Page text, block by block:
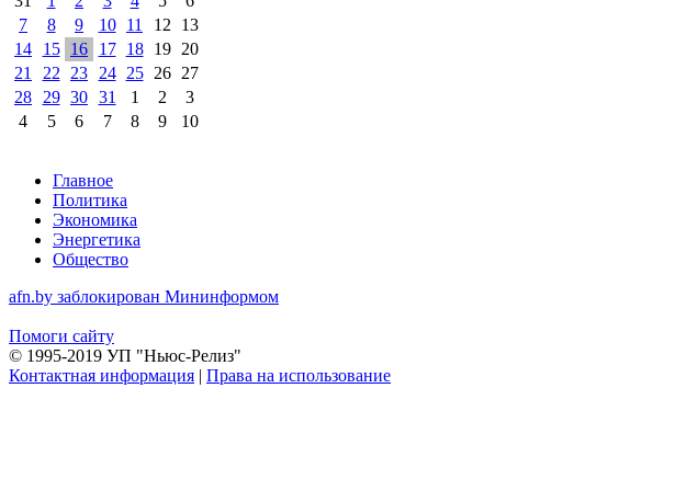
7
8 9 10 11 12
13
14
15 16 17 18 19
20
21
22 23 24 25 26
27
28
29 30 31 1 2
3
4
5 6 7 8 9 10
Главное
Политика
Экономика
Энергетика
Общество
afn.by заблокирован Мининформом
Помоги сайту
© 1995-2019 УП "Ньюс-Релиз"
Контактная информация | Права на использование